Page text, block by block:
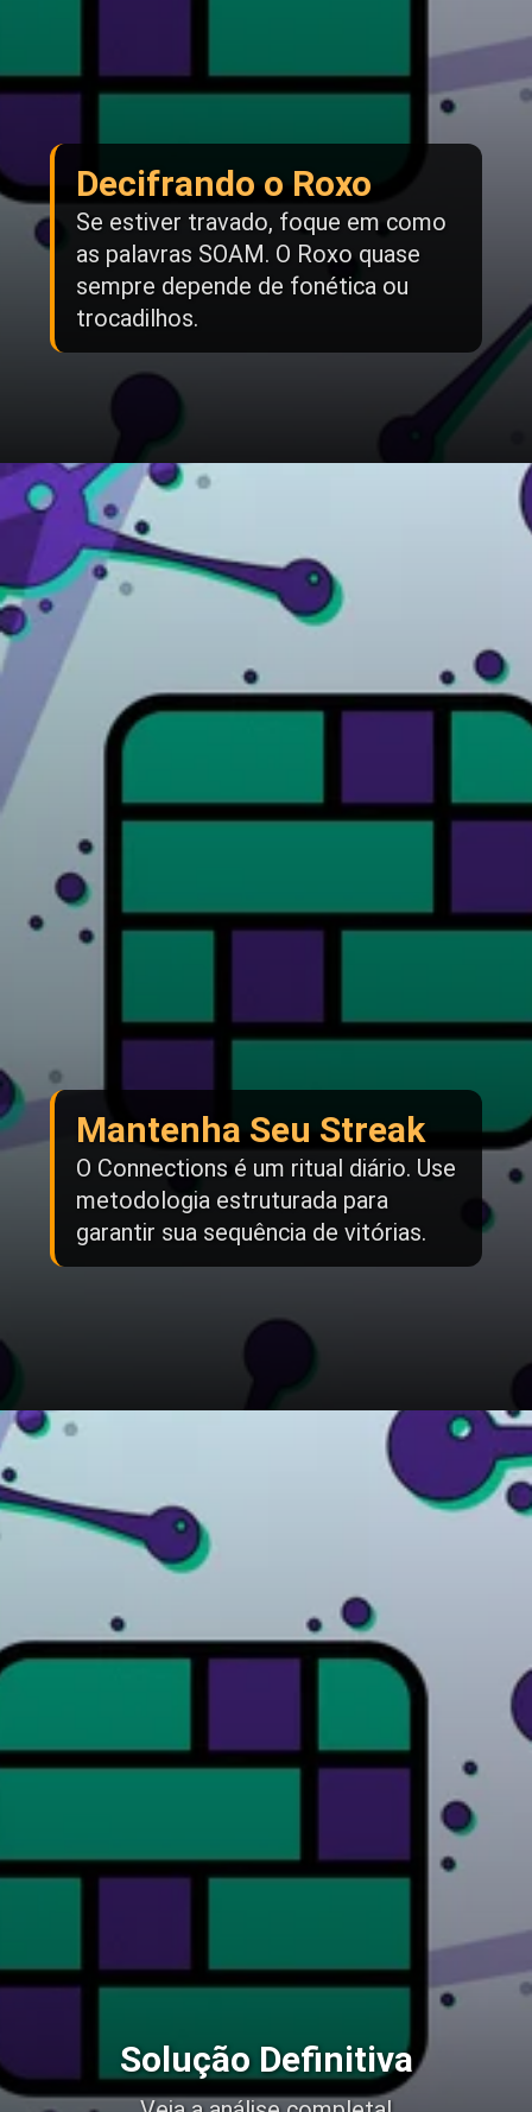
Decifrando o Roxo
Se estiver travado, foque em como
as palavras SOAM. O Roxo quase
sempre depende de fonética ou
trocadilhos.
Mantenha Seu Streak
O Connections é um ritual diário. Use
metodologia estruturada para
garantir sua sequência de vitórias.
Solução Definitiva